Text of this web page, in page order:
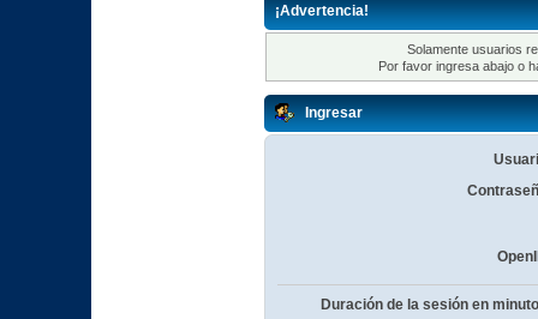
¡Advertencia!
Solamente usuarios
Por favor ingresa abajo o
Ingresar
Duración de la sesión en